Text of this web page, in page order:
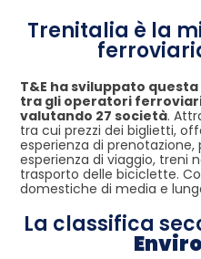
Trenitalia è la
T&E ha sviluppato
tra gli operatori
valutando 27 società.
tra cui prezzi dei biglietti,
esperienza di prenotazione,
esperienza di viaggio, treni
trasporto delle biciclette.
domestiche di media e
La classifica